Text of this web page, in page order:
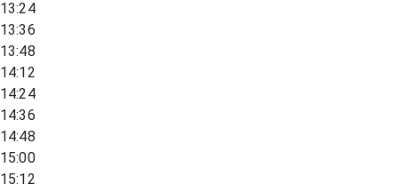
13:24
13:36
13:48
14:12
14:24
14:36
14:48
15:00
15:12